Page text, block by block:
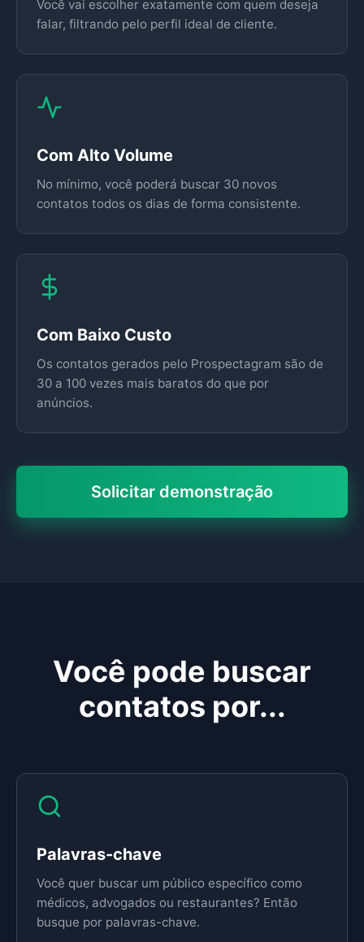
Você vai escolher exatamente com quem deseja
falar, filtrando pelo perfil ideal de cliente.
Com Alto Volume
No mínimo, você poderá buscar 30 novos
contatos todos os dias de forma consistente.
Com Baixo Custo
Os contatos gerados pelo Prospectagram são de
30 a 100 vezes mais baratos do que por
anúncios.
Solicitar demonstração
Você pode buscar
contatos por...
Palavras-chave
Você quer buscar um público específico como
médicos, advogados ou restaurantes? Então
busque por palavras-chave.